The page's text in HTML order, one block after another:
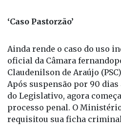
‘Caso Pastorzão’
Ainda rende o caso do uso
oficial da Câmara
Claudenilson de Araújo
Após suspensão por 90
do Legislativo, agora
processo penal. O
requisitou sua ficha criminal